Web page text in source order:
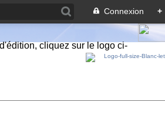
Connexion +
cliquez sur le logo ci-